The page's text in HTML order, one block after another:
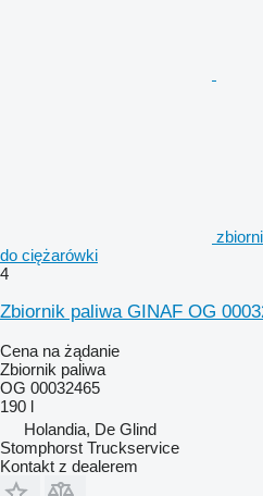
do ciężarówki
4
Zbiornik paliwa GINAF OG
Cena na żądanie
Zbiornik paliwa
OG 00032465
190 l
Holandia, De Glind
Stomphorst Truckservice
Kontakt z dealerem